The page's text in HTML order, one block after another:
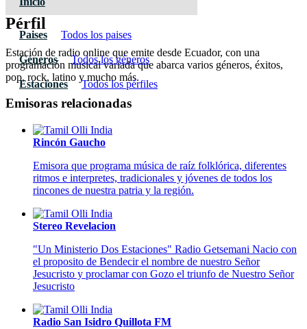
Paises Todos los paises
Géneros Todos los géneros
Estaciones Todos los pérfiles
Pérfil
Estación de radio online que emite desde Ecuador, con una
programación musical variada que abarca varios géneros, éxitos,
pop, rock, latino y mucho más.
Emisoras relacionadas
Rincón Gaucho
Emisora que programa música de raíz folklórica, diferentes
ritmos e interpretes, tradicionales y jóvenes de todos los
rincones de nuestra patria y la región.
Stereo Revelacion
"Un Ministerio Dos Estaciones" Radio Getsemani Nacio con
el proposito de Bendecir el nombre de nuestro Señor
Jesucristo y proclamar con Gozo el triunfo de Nuestro Señor
Jesucristo
Radio San Isidro Quillota FM